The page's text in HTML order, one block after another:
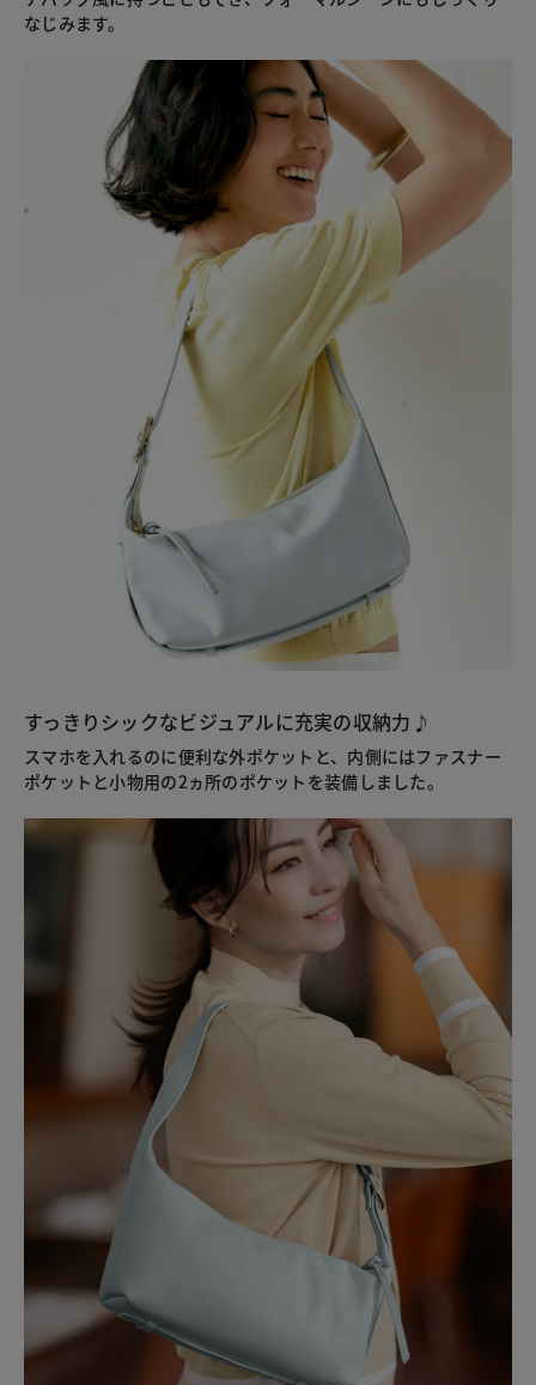
なじみます。
すっきりシックなビジュアルに充実の収納力♪
スマホを入れるのに便利な外ポケットと、内側にはファスナー
ポケットと小物用の2ヵ所のポケットを装備しました。